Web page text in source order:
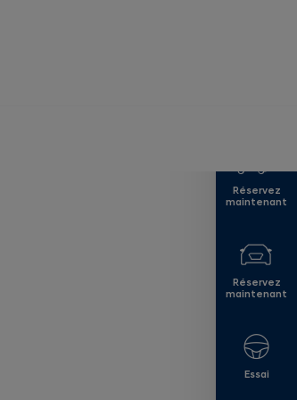
Réservez
maintenant
Réservez
maintenant
Essai